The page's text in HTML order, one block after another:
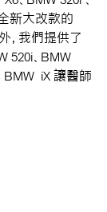
新大改款的
，我們提供了
520i、BMW
BMW  iX 讓醫師